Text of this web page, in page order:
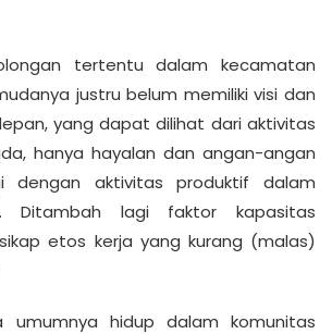
tertentu dalam kecamatan
justru belum memiliki visi dan
yang dapat dilihat dari aktivitas
hanya hayalan dan angan-angan
dengan aktivitas produktif dalam
Ditambah lagi faktor kapasitas
etos kerja yang kurang (malas)
umumnya hidup dalam komunitas